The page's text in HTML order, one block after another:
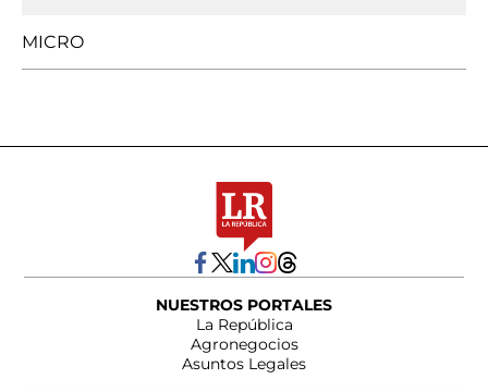
MICRO
NUESTROS PORTALES
La República
Agronegocios
Asuntos Legales